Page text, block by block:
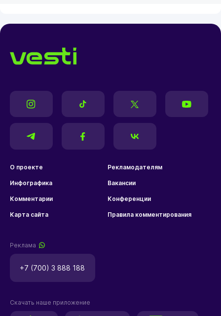
О проекте Рекламодателям
Инфографика Вакансии
Комментарии Конференции
Карта сайта Правила комментирования
Реклама
+7 (700) 3 888 188
Скачать наше приложение